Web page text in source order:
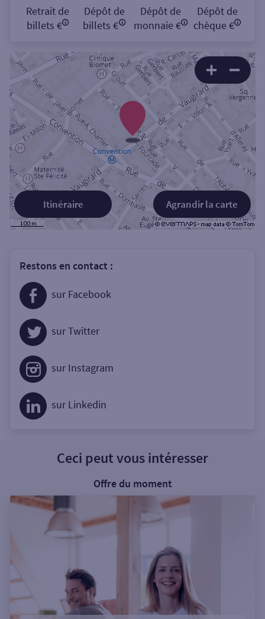
Retrait de
billets €
Dépôt de
billets €
Dépôt de
monnaie €
Dépôt de
chèque €
Agrandir la carte
Itinéraire
Restons en contact :
sur Facebook
sur Twitter
sur Instagram
sur Linkedin
Ceci peut vous intéresser
Offre du moment